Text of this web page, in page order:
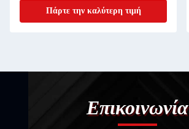
Πάρτε την καλύτερη τιμή
Επικοινωνία